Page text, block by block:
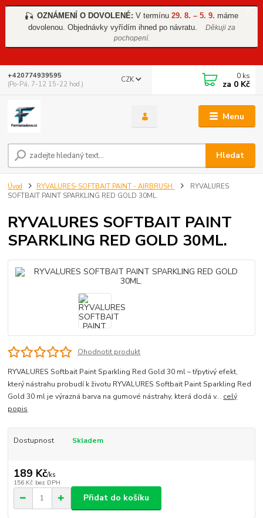
🎣 OZNÁMENÍ O DOVOLENÉ: V termínu 29. 8. – 5. 9. máme
dovolenou. Objednávky vyřídím ihned po návratu.
Děkuji za
pochopení.
Menu
CZK
Hledat
+420774939595
(Po-Pá, 7-12 15-22 hod.)
0 ks
za 0 Kč
Úvod RYVALURES-SOFTBAIT PAINT - AIRBRUSH
RYVALURES
SOFTBAIT PAINT SPARKLING RED GOLD 30ML.
RYVALURES SOFTBAIT PAINT
SPARKLING RED GOLD 30ML.
Ohodnotit produkt
RYVALURES Softbait Paint Sparkling Red Gold 30 ml – třpytivý efekt,
který nástrahu probudí k životu RYVALURES Softbait Paint Sparkling Red
Gold 30 ml je výrazná barva na gumové nástrahy, která dodá v... celý
popis
Dostupnost Skladem
189 Kč/ks
156 Kč bez DPH
Přidat do košíku